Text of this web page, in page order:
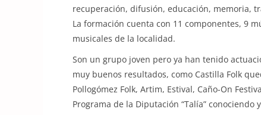
recuperación, difusión, educación, memoria,
La formación cuenta con 11 componentes, 9
musicales de la localidad.
Son un grupo joven pero ya han tenido
muy buenos resultados, como Castilla Folk
Pollogómez Folk, Artim, Estival, Caño-On
Programa de la Diputación “Talía”